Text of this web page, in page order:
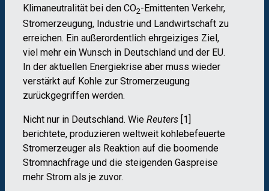
Klimaneutralität bei den CO2-Emittenten Verkehr,
Stromerzeugung, Industrie und Landwirtschaft zu
erreichen. Ein außerordentlich ehrgeiziges Ziel,
viel mehr ein Wunsch in Deutschland und der EU.
In der aktuellen Energiekrise aber muss wieder
verstärkt auf Kohle zur Stromerzeugung
zurückgegriffen werden.
Nicht nur in Deutschland. Wie Reuters [1]
berichtete, produzieren weltweit kohlebefeuerte
Stromerzeuger als Reaktion auf die boomende
Stromnachfrage und die steigenden Gaspreise
mehr Strom als je zuvor.